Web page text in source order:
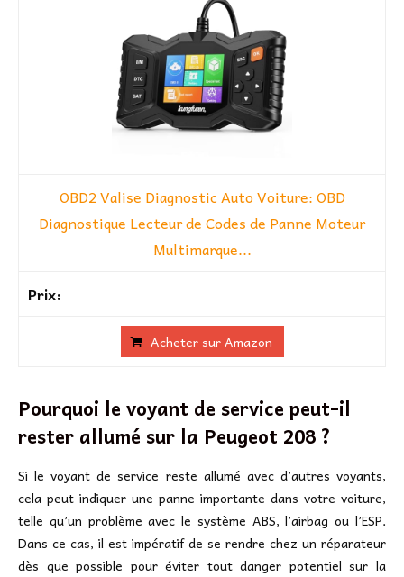
OBD2 Valise Diagnostic Auto Voiture: OBD
Diagnostique Lecteur de Codes de Panne Moteur
Multimarque...
Acheter sur Amazon
Pourquoi le voyant de service peut-il
rester allumé sur la Peugeot 208 ?
Si le voyant de service reste allumé avec d’autres voyants,
cela peut indiquer une panne importante dans votre voiture,
telle qu’un problème avec le système ABS, l’airbag ou l’ESP.
Dans ce cas, il est impératif de se rendre chez un réparateur
dès que possible pour éviter tout danger potentiel sur la